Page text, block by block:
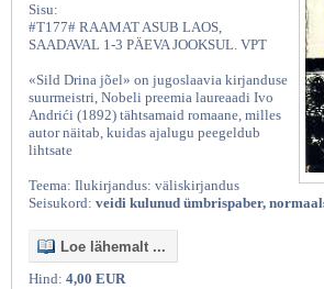
Sisu:
#T177# RAAMAT ASUB LAOS,
SAADAVAL 1-3 PÄEVA JOOKSUL. VPT
«Sild Drina jõel» on jugoslaavia kirjanduse
suurmeistri, Nobeli preemia laureaadi Ivo
Andrići (1892) tähtsamaid romaane, milles
autor näitab, kuidas ajalugu peegeldub
lihtsate
Teema: Ilukirjandus: väliskirjandus
Seisukord: veidi kulunud ümbrispaber,
Loe lähemalt ...
Hind: 4,00 EUR